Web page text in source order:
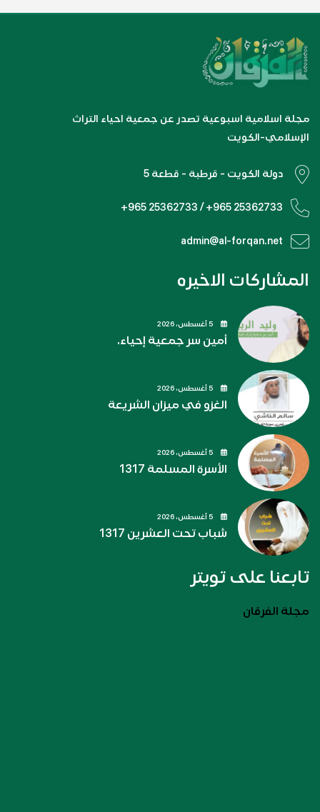
مجلة اسلامية اسبوعية تصدر عن جمعية احياء التراث
الإسلامي-الكويت
دولة الكويت - قرطبة - قطعة 5
+965 25362733 / +965 25362733
admin@al-forqan.net
المشاركات الاخيره
أمين سر جمعية إحياء.
الغزو في ميزان الشريعة
الأسرة المسلمة 1317
شباب تحت العشرين 1317
تابعنا على تويتر
مجلة الفرقان